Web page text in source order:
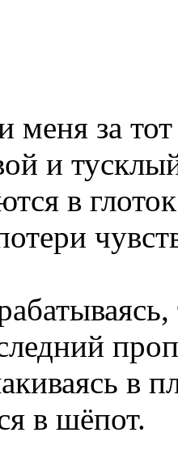
меня за тот
и
в
в
в шёпот.